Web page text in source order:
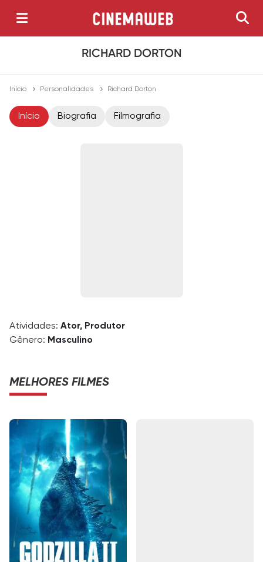
RICHARD DORTON
Início Personalidades Richard Dorton
Início Biografia Filmografia
Atividades: Ator, Produtor
Gênero: Masculino
MELHORES FILMES